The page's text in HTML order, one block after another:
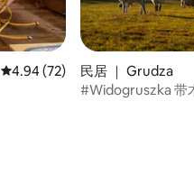
平均评分 4.94 分（满分 5 分），
4.94 (72)
民居 ｜ Grudza